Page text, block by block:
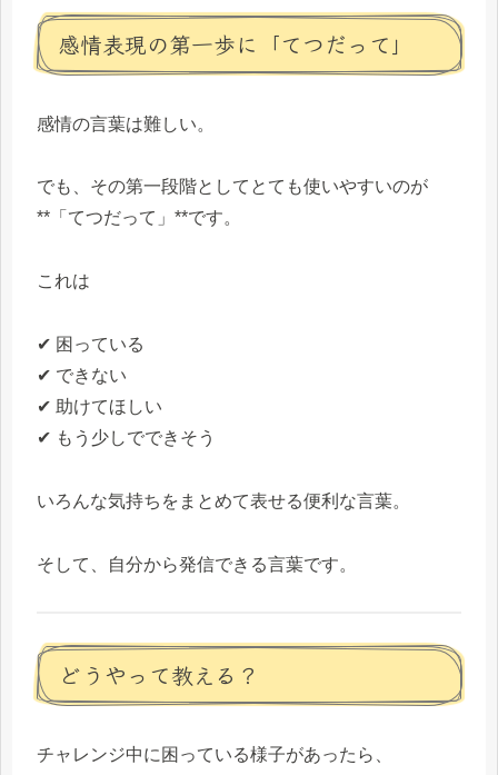
感情表現の第一歩に「てつだって」
感情の言葉は難しい。
でも、その第一段階としてとても使いやすいのが
**「てつだって」**です。
これは
✔ 困っている
✔ できない
✔ 助けてほしい
✔ もう少しでできそう
いろんな気持ちをまとめて表せる便利な言葉。
そして、自分から発信できる言葉です。
どうやって教える？
チャレンジ中に困っている様子があったら、